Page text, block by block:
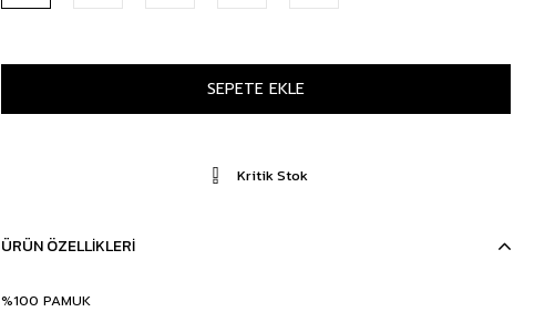
Kritik Stok
ÜRÜN ÖZELLIKLERI
%100 PAMUK